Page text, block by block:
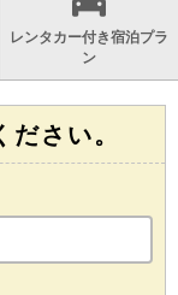
レンタカー付き宿泊プラ
ン
さい。